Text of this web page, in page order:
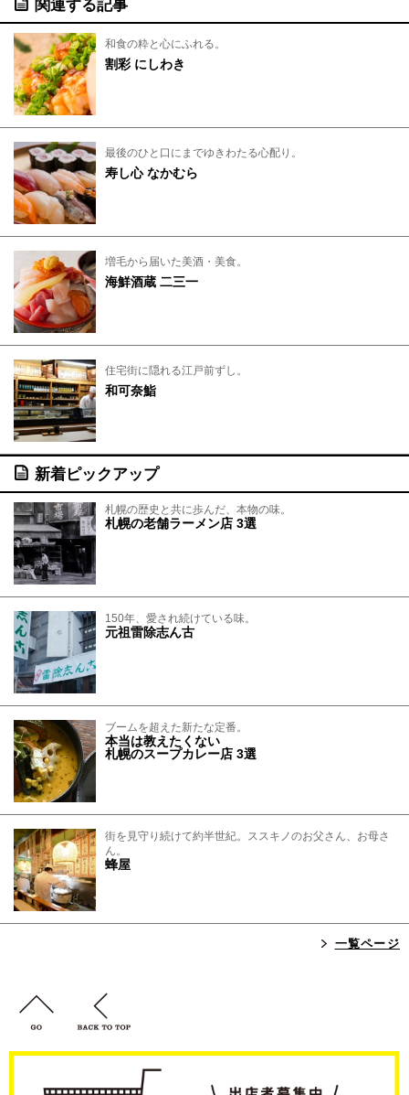
関連する記事
和食の粋と心にふれる。
割彩 にしわき
最後のひと口にまでゆきわたる心配り。
寿し心 なかむら
増毛から届いた美酒・美食。
海鮮酒蔵 二三一
住宅街に隠れる江戸前ずし。
和可奈鮨
新着ピックアップ
札幌の歴史と共に歩んだ、本物の味。
札幌の老舗ラーメン店 3選
150年、愛され続けている味。
元祖雷除志ん古
ブームを超えた新たな定番。
本当は教えたくない
札幌のスープカレー店 3選
街を見守り続けて約半世紀。ススキノのお父さん、お母さ
ん。
蜂屋
一覧ページ